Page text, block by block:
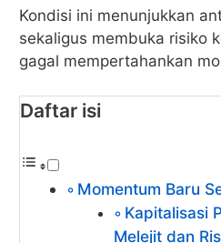
Kondisi ini menunjukkan
sekaligus membuka risiko
gagal mempertahankan
Daftar isi
Momentum Baru
Kapitalisasi
Melejit dan